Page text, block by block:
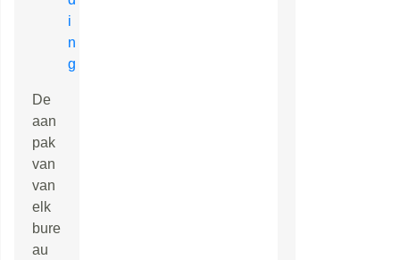
i
n
g
De
aan
pak
van
van
elk
bure
au